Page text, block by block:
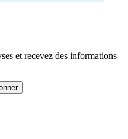
et recevez des informations